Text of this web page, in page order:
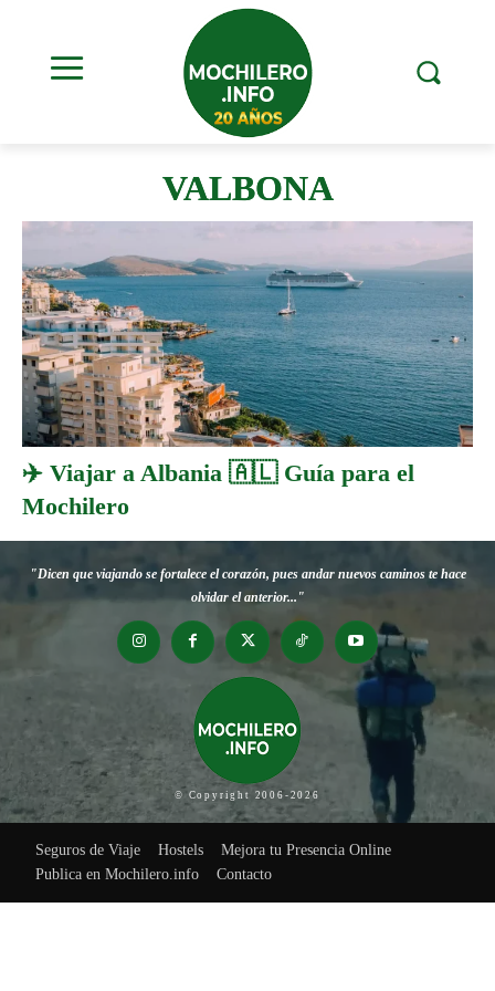
VALBONA
✈️ Viajar a Albania 🇦🇱 Guía para el
Mochilero
"Dicen que viajando se fortalece el corazón, pues andar nuevos caminos te hace
olvidar el anterior..."
© Copyright 2006-2026
Seguros de Viaje Hostels
Mejora tu Presencia Online
Publica en Mochilero.info
Contacto